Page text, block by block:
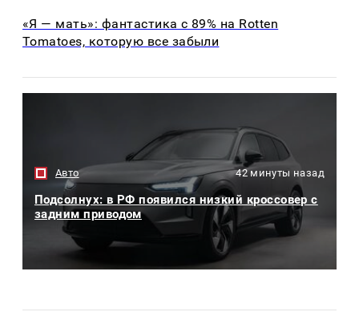
«Я — мать»: фантастика с 89% на Rotten
Tomatoes, которую все забыли
Авто 42 минуты назад
Подсолнух: в РФ появился низкий кроссовер с
задним приводом